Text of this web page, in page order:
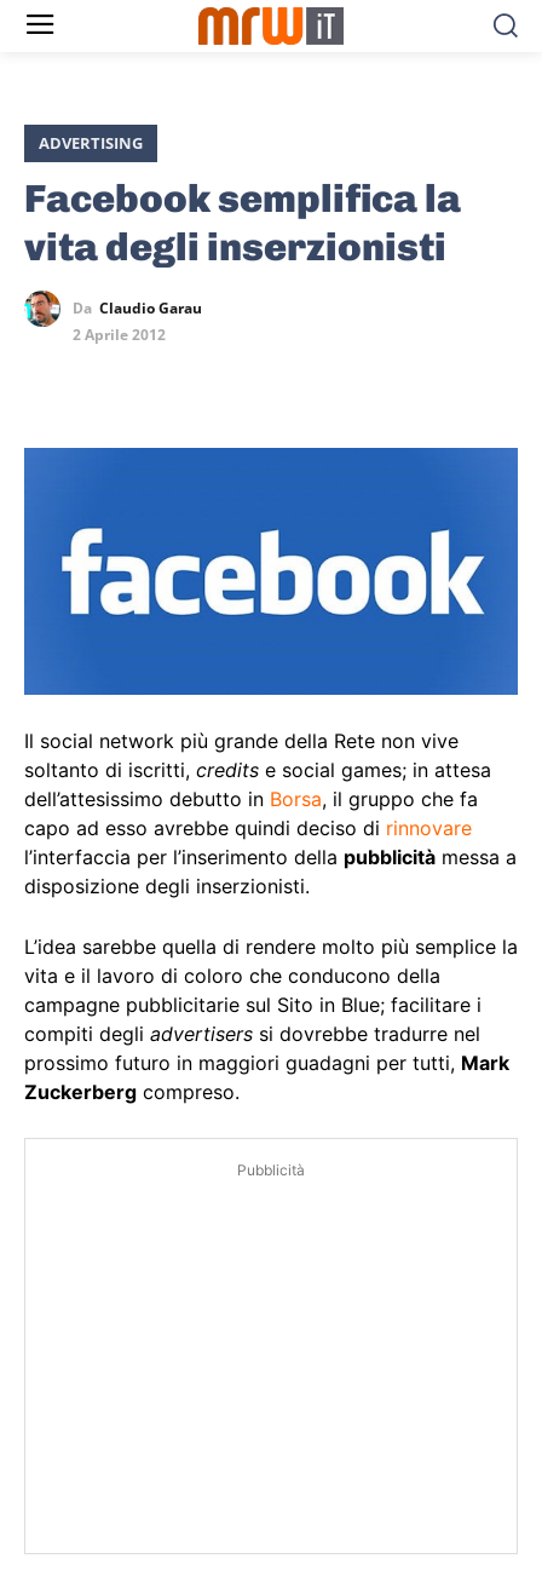
ADVERTISING
Facebook semplifica la
vita degli inserzionisti
Da Claudio Garau
2 Aprile 2012
Il social network più grande della Rete non vive
soltanto di iscritti, credits e social games; in attesa
dell’attesissimo debutto in Borsa, il gruppo che fa
capo ad esso avrebbe quindi deciso di rinnovare
l’interfaccia per l’inserimento della pubblicità messa a
disposizione degli inserzionisti.
L’idea sarebbe quella di rendere molto più semplice la
vita e il lavoro di coloro che conducono della
campagne pubblicitarie sul Sito in Blue; facilitare i
compiti degli advertisers si dovrebbe tradurre nel
prossimo futuro in maggiori guadagni per tutti, Mark
Zuckerberg compreso.
Pubblicità